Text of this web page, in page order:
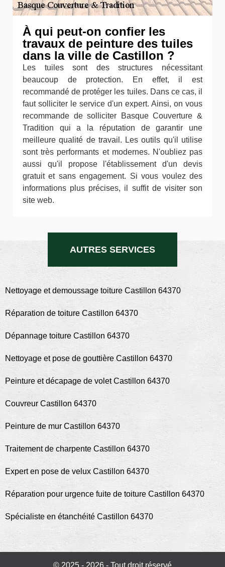
À qui peut-on confier les
travaux de peinture des tuiles
dans la ville de Castillon ?
Les tuiles sont des structures nécessitant
beaucoup de protection. En effet, il est
recommandé de protéger les tuiles. Dans ce cas, il
faut solliciter le service d'un expert. Ainsi, on vous
recommande de solliciter Basque Couverture &
Tradition qui a la réputation de garantir une
meilleure qualité de travail. Les outils qu'il utilise
sont très performants et modernes. N'oubliez pas
aussi qu'il propose l'établissement d'un devis
gratuit et sans engagement. Si vous voulez des
informations plus précises, il suffit de visiter son
site web.
AUTRES SERVICES
Nettoyage et demoussage toiture Castillon 64370
Réparation de toiture Castillon 64370
Dépannage toiture Castillon 64370
Nettoyage et pose de gouttière Castillon 64370
Peinture et décapage de volet Castillon 64370
Couvreur Castillon 64370
Peinture de mur Castillon 64370
Traitement de charpente Castillon 64370
Expert en pose de velux Castillon 64370
Réparation pour urgence fuite de toiture Castillon 64370
Spécialiste en étanchéité Castillon 64370
© 2025 - 2026 - Tout droit réservé